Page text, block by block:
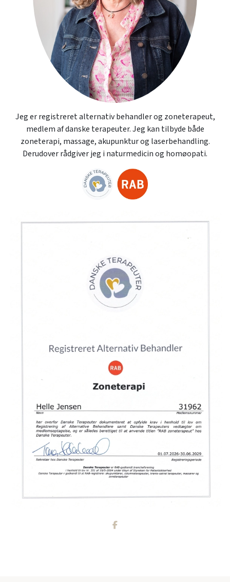
Jeg er registreret alternativ behandler og zoneterapeut,
medlem af danske terapeuter. Jeg kan tilbyde både
zoneterapi, massage, akupunktur og laserbehandling.
Derudover rådgiver jeg i naturmedicin og homøopati.